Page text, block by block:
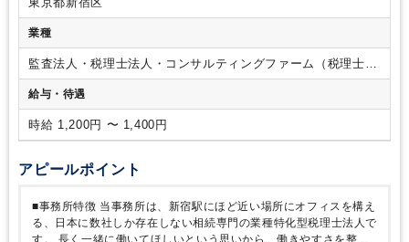
しやすい体制です。
業種
監査法人・税理士法人・コンサルティングファーム（税理士法
人）
給与・待遇
時給 1,200円 〜 1,400円
アピールポイント
■事務所特徴 当事務所は、新宿駅にほど近い場所にオフィスを構え
る、日本に数社しか存在しない相続専門の業種特化型税理士法人で
す。
長く一緒に働いてほしいという思いから、働きやすさを整え